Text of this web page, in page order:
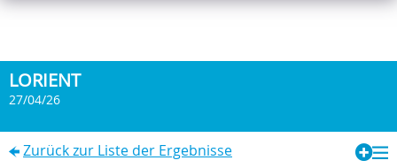
LORIENT
27/04/26
Zurück zur Liste der Ergebnisse